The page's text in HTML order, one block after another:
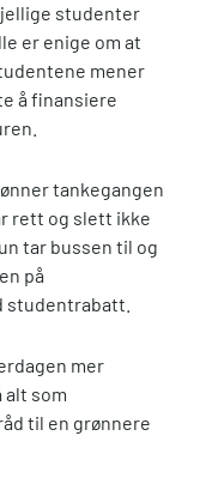
studenter
er enige om at
mener
å finansiere
tankegangen
rett og slett ikke
tar bussen til og
på
studentrabatt.
mer
alt som
til en grønnere